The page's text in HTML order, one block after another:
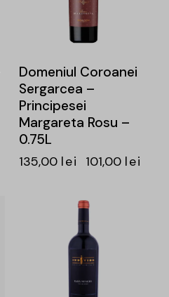
Domeniul Coroanei
Sergarcea –
Principesei
Margareta Rosu –
0.75L
135,00 lei 101,00 lei